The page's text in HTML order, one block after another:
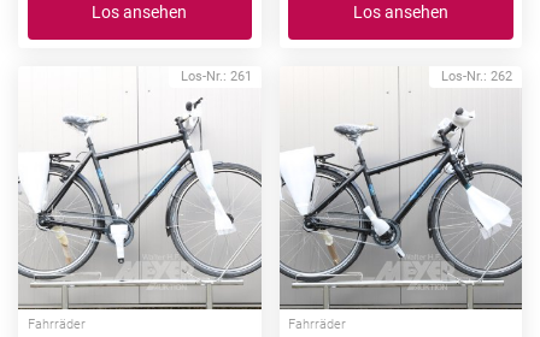
Los ansehen Los ansehen
Los-Nr.: 261
Fahrräder
Los-Nr.: 262
Fahrräder